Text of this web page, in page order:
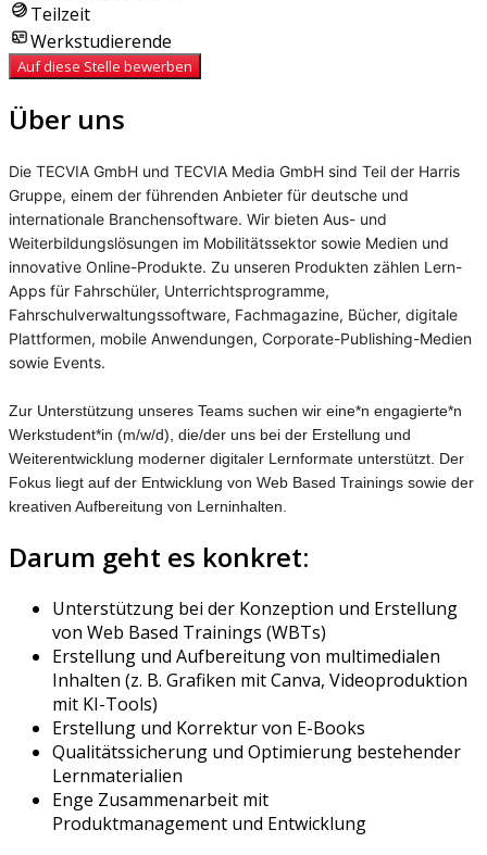
Teilzeit
Werkstudierende
Auf diese Stelle bewerben
Über uns
Die TECVIA GmbH und TECVIA Media GmbH sind Teil der Harris
Gruppe, einem der führenden Anbieter für deutsche und
internationale Branchensoftware. Wir bieten Aus- und
Weiterbildungslösungen im Mobilitätssektor sowie Medien und
innovative Online-Produkte. Zu unseren Produkten zählen Lern-
Apps für Fahrschüler, Unterrichtsprogramme,
Fahrschulverwaltungssoftware, Fachmagazine, Bücher, digitale
Plattformen, mobile Anwendungen, Corporate-Publishing-Medien
sowie Events.
Zur Unterstützung unseres Teams suchen wir eine*n engagierte*n
Werkstudent*in (m/w/d), die/der uns bei der Erstellung und
Weiterentwicklung moderner digitaler Lernformate unterstützt. Der
Fokus liegt auf der Entwicklung von Web Based Trainings sowie der
kreativen Aufbereitung von Lerninhalten.
Darum geht es konkret:
Unterstützung bei der Konzeption und Erstellung
von Web Based Trainings (WBTs)
Erstellung und Aufbereitung von multimedialen
Inhalten (z. B. Grafiken mit Canva, Videoproduktion
mit KI-Tools)
Erstellung und Korrektur von E-Books
Qualitätssicherung und Optimierung bestehender
Lernmaterialien
Enge Zusammenarbeit mit
Produktmanagement und Entwicklung